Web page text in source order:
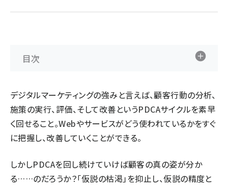
目次
デジタルマーケティングの強みと言えば、顧客行動の分析、
施策の実行、評価、そして改善というPDCAサイクルを素早
く回せること。Webやサービスがどう使われているかをすぐ
に把握し、改善していくことができる。
しかしPDCAを回し続けていけば顧客の真の姿が分か
る……のだろうか？「仮説の枯渇」を抑止し、仮説の精度と